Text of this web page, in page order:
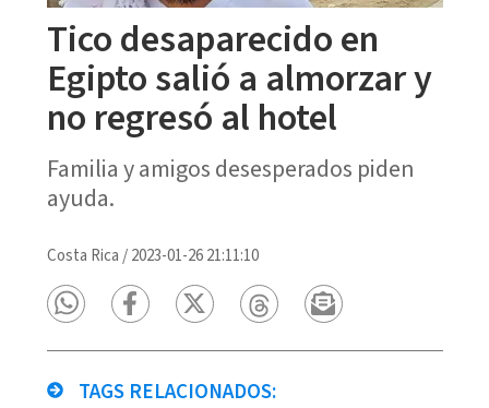
Tico desaparecido en
Egipto salió a almorzar y
no regresó al hotel
Familia y amigos desesperados piden
ayuda.
Costa Rica /2023-01-26 21:11:10
TAGS RELACIONADOS: